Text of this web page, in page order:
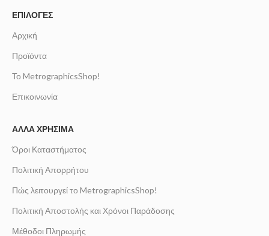
ΕΠΙΛΟΓΈΣ
Αρχική
Προϊόντα
Το MetrographicsShop!
Επικοινωνία
ΆΛΛΑ ΧΡΉΣΙΜΑ
Όροι Καταστήματος
Πολιτική Απορρήτου
Πώς λειτουργεί το MetrographicsShop!
Πολιτική Αποστολής και Χρόνοι Παράδοσης
Μέθοδοι Πληρωμής